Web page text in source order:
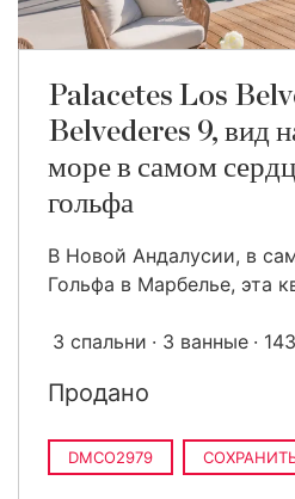
Palacetes Los
Belvederes 9, вид
море в самом
гольфа
В Новой Андалусии, в
Гольфа в Марбелье, эта
3 спальни 3 ванные
Продано
DMCO2979